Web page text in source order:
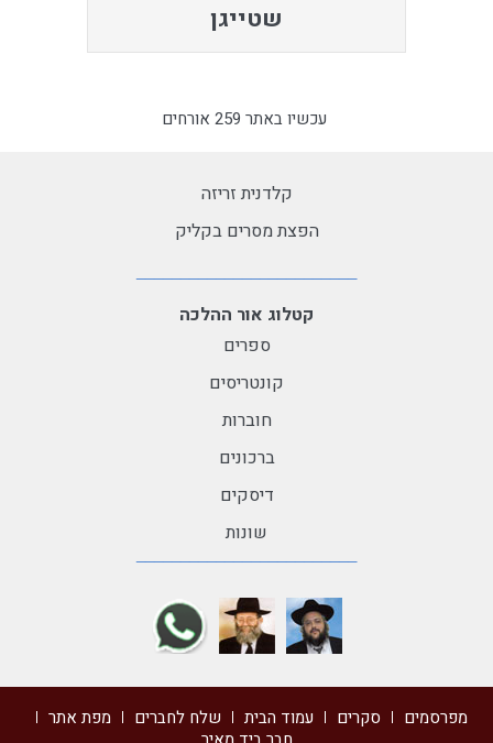
שטייגן
עכשיו באתר 259 אורחים
קלדנית זריזה
הפצת מסרים בקליק
קטלוג אור ההלכה
ספרים
קונטריסים
חוברות
ברכונים
דיסקים
שונות
מפרסמים סקרים עמוד הבית שלח לחברים
מפת אתר